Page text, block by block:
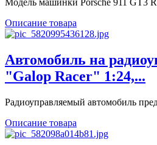
Описание товара
Автомобиль на
"Galop Racer" 1:24,...
Радиоуправляемый автомобиль
Описание товара